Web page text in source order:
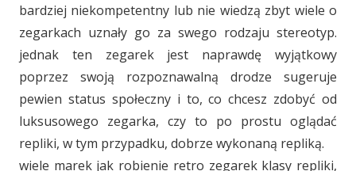
bardziej niekompetentny lub nie wiedzą zbyt wiele o
zegarkach uznały go za swego rodzaju stereotyp.
jednak ten zegarek jest naprawdę wyjątkowy
poprzez swoją rozpoznawalną drodze sugeruje
pewien status społeczny i to, co chcesz zdobyć od
luksusowego zegarka, czy to po prostu oglądać
repliki, w tym przypadku, dobrze wykonaną repliką.
wiele marek jak robienie retro zegarek klasy repliki,